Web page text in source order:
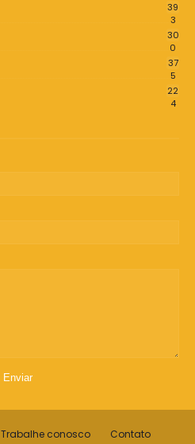
39
3
30
0
37
5
22
4
Trabalhe conosco Contato